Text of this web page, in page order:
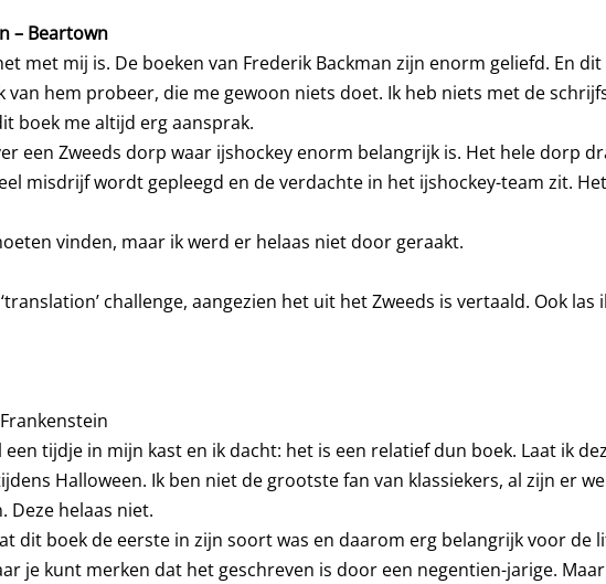
– Beartown
met mij is. De boeken van Frederik Backman zijn enorm geliefd. En
van hem probeer, die me gewoon niets doet. Ik heb niets met de
boek me altijd erg aansprak.
een Zweeds dorp waar ijshockey enorm belangrijk is. Het hele dorp
misdrijf wordt gepleegd en de verdachte in het ijshockey-team zit.
vinden, maar ik werd er helaas niet door geraakt.
challenge, aangezien het uit het Zweeds is vertaald. Ook las
tijdje in mijn kast en ik dacht: het is een relatief dun boek. Laat ik
Halloween. Ik ben niet de grootste fan van klassiekers, al zijn er
Deze helaas niet.
dit boek de eerste in zijn soort was en daarom erg belangrijk voor de
je kunt merken dat het geschreven is door een negentien-jarige.